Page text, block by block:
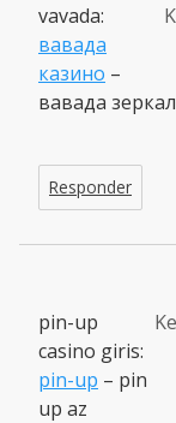
vavada:
вавада
казино –
вавада
Responder
pin-up
casino giris:
pin-up – pin
up az